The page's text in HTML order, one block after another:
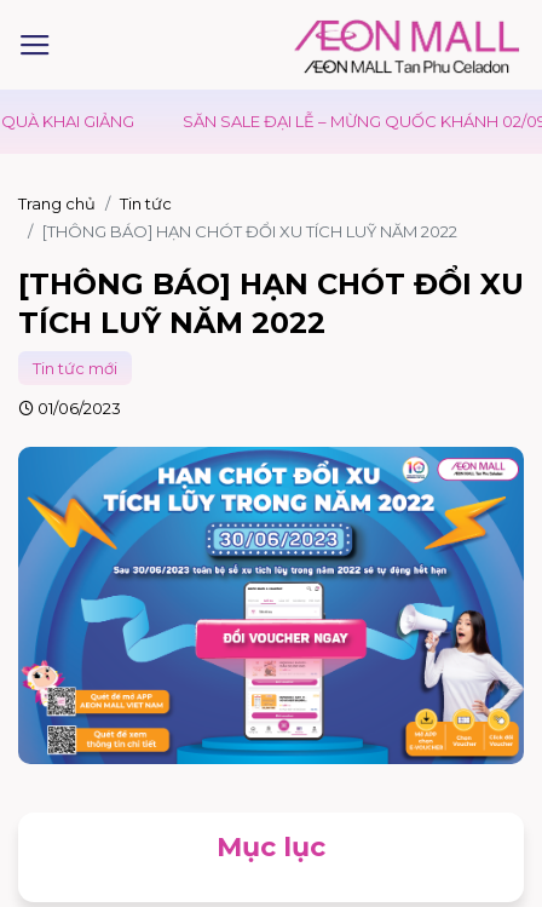
GIẢNG SĂN SALE ĐẠI LỄ – MỪNG QUỐC KHÁNH 02/09
Trang chủ
Tin tức
[THÔNG BÁO] HẠN CHÓT ĐỔI XU TÍCH LUỸ NĂM 2022
[THÔNG BÁO] HẠN CHÓT ĐỔI XU
TÍCH LUỸ NĂM 2022
Tin tức mới
01/06/2023
Mục lục